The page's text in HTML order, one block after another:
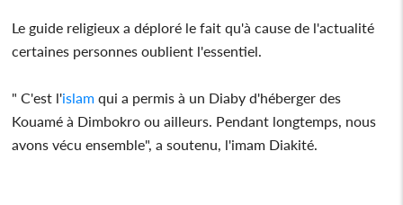
Le guide religieux a déploré le fait qu'à cause de l'actualité
certaines personnes oublient l'essentiel.
" C'est l'islam qui a permis à un Diaby d'héberger des
Kouamé à Dimbokro ou ailleurs. Pendant longtemps, nous
avons vécu ensemble", a soutenu, l'imam Diakité.